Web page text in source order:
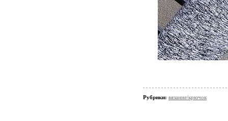
Рубрики: вязание/крючок